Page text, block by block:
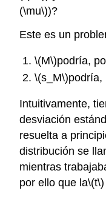
(\mu\))?
Este es un
\(M\)podría,
\(s_M\)podría,
Intuitivamente,
desviación
resuelta a
distribución se
mientras
por ello que la\(t\)